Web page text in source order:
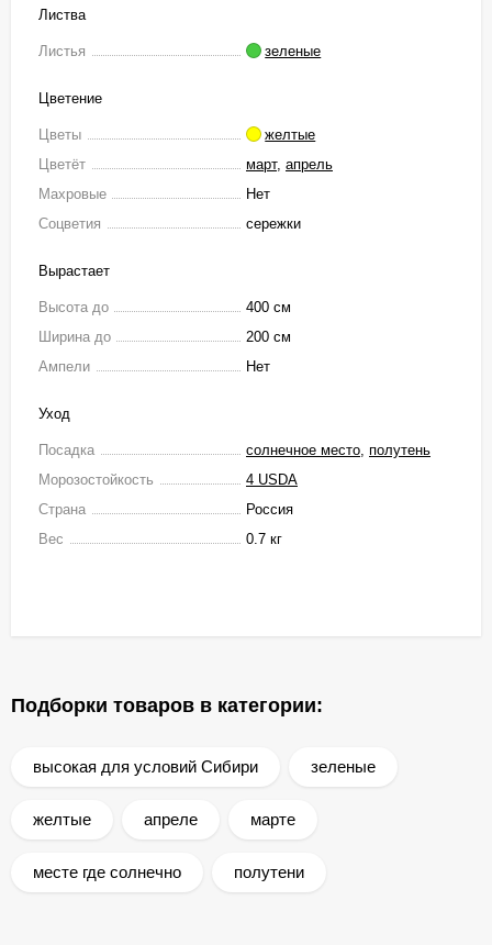
Листва
Листья зеленые
Цветение
Цветы
желтые
Цветёт
март, апрель
Махровые
Нет
Соцветия
сережки
Вырастает
Высота до
400 см
Ширина до
200 см
Ампели
Нет
Уход
Посадка солнечное место полутень
Морозостойкость
4 USDA
Страна
Россия
Вес
0.7 кг
Подборки товаров в категории:
высокая для условий Сибири зеленые
желтые апреле марте
месте где солнечно полутени